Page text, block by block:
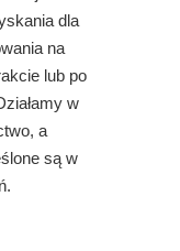
dla
na
lub po
w
a
są w